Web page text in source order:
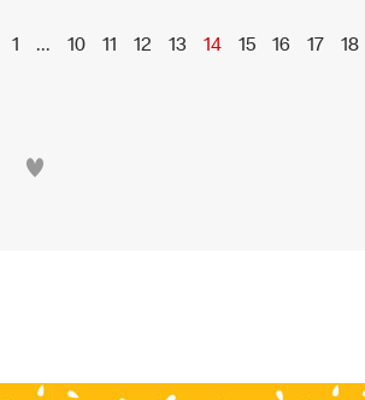
1 ... 10 11 12 13 14 15 16 17 18
